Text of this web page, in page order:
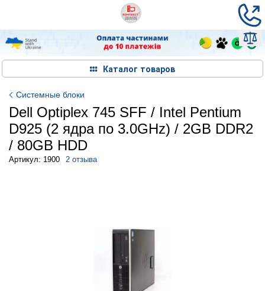
Каталог товаров
Системные блоки
Dell Optiplex 745 SFF / Intel Pentium
D925 (2 ядра по 3.0GHz) / 2GB DDR2
/ 80GB HDD
Артикул: 1900 2 отзыва